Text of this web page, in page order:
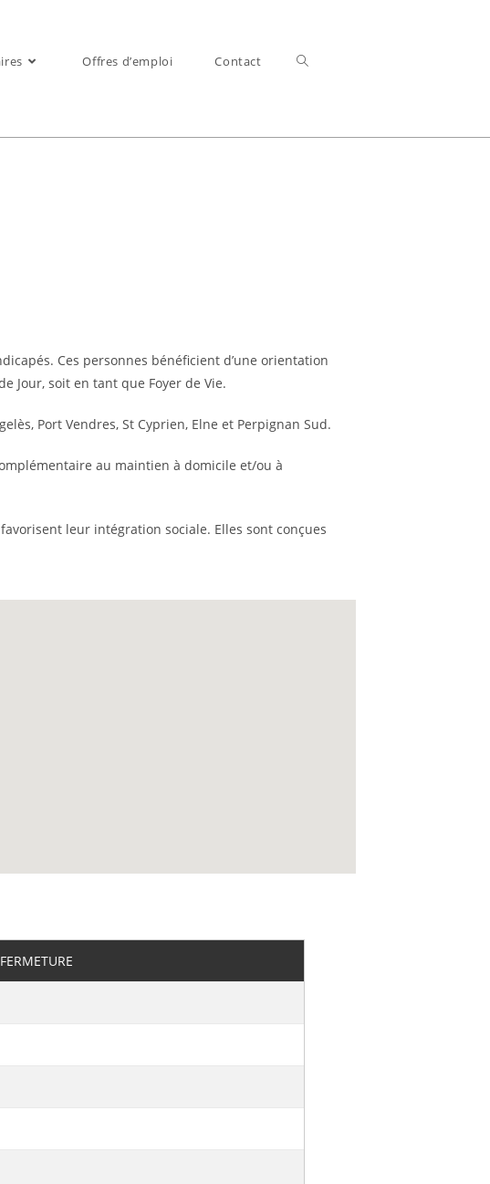
Offres d’emploi Contact
Ces personnes bénéficient d’une orientation
Jour, soit en tant que Foyer de Vie.
Port Vendres, St Cyprien, Elne et Perpignan Sud.
au maintien à domicile et/ou à
leur intégration sociale. Elles sont conçues